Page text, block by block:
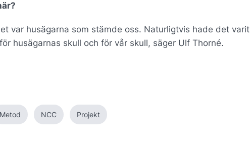
var husägarna som stämde oss. Naturligtvis hade det varit
husägarnas skull och för vår skull, säger Ulf Thorné.
Metod NCC Projekt